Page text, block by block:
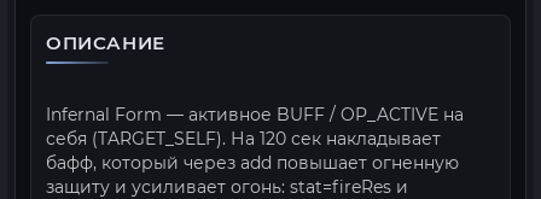
ОПИСАНИЕ
Infernal Form — активное BUFF / OP_ACTIVE на
себя (TARGET_SELF). На 120 сек накладывает
бафф, который через add повышает огненную
защиту и усиливает огонь: stat=fireRes и